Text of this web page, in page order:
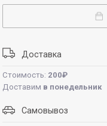
Доставка
Стоимость: 200₽
Доставим в понедельник
Самовывоз